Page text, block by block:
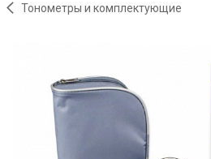
Тонометры и комплектующие